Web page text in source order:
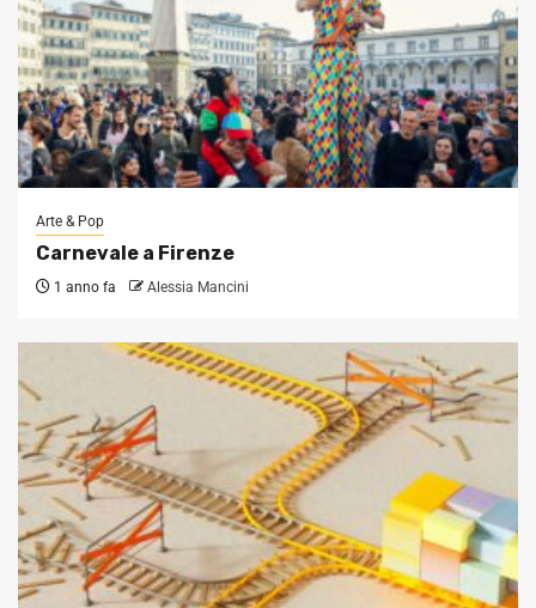
Arte & Pop
Carnevale a Firenze
1 anno fa Alessia Mancini